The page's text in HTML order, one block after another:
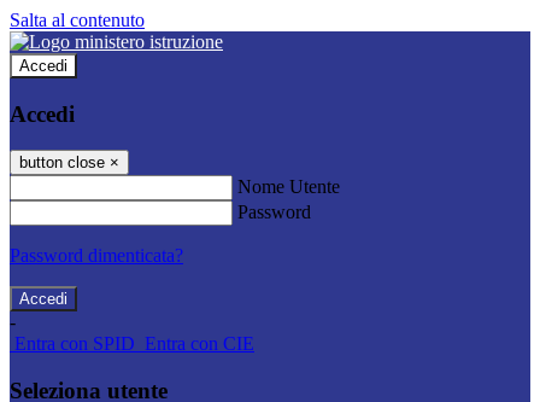
Salta al contenuto
Accedi
Accedi
button close ×
Nome Utente
Password
Password dimenticata?
-
Entra con SPID Entra con CIE
Seleziona utente